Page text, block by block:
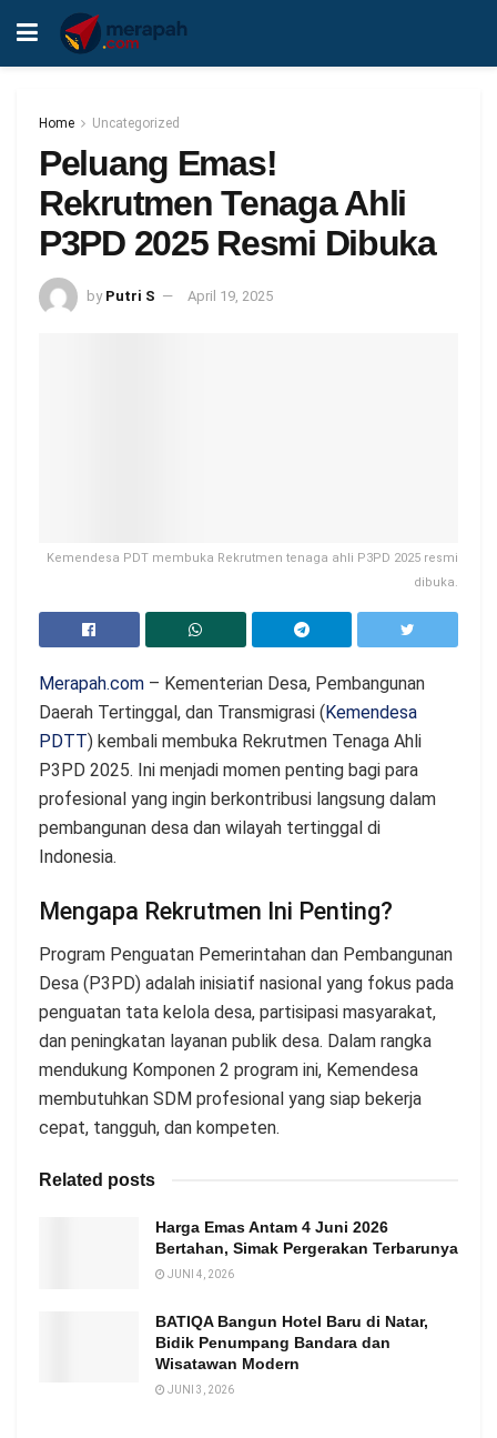
Home Uncategorized
Peluang Emas!
Rekrutmen Tenaga Ahli
P3PD 2025 Resmi Dibuka
by Putri S April 19, 2025
Kemendesa PDT membuka Rekrutmen tenaga ahli P3PD 2025 resmi
dibuka.
Merapah.com – Kementerian Desa, Pembangunan
Daerah Tertinggal, dan Transmigrasi (Kemendesa
PDTT) kembali membuka Rekrutmen Tenaga Ahli
P3PD 2025. Ini menjadi momen penting bagi para
profesional yang ingin berkontribusi langsung dalam
pembangunan desa dan wilayah tertinggal di
Indonesia.
Mengapa Rekrutmen Ini Penting?
Program Penguatan Pemerintahan dan Pembangunan
Desa (P3PD) adalah inisiatif nasional yang fokus pada
penguatan tata kelola desa, partisipasi masyarakat,
dan peningkatan layanan publik desa. Dalam rangka
mendukung Komponen 2 program ini, Kemendesa
membutuhkan SDM profesional yang siap bekerja
cepat, tangguh, dan kompeten.
Related posts
Harga Emas Antam 4 Juni 2026
Bertahan, Simak Pergerakan Terbarunya
JUNI 4, 2026
BATIQA Bangun Hotel Baru di Natar,
Bidik Penumpang Bandara dan
Wisatawan Modern
JUNI 3, 2026